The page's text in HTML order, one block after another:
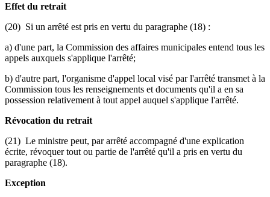
Effet du retrait
(20) Si un arrêté est pris en vertu du paragraphe (18) :
a) d'une part, la Commission des affaires municipales entend tous les
appels auxquels s'applique l'arrêté;
b) d'autre part, l'organisme d'appel local visé par l'arrêté transmet à la
Commission tous les renseignements et documents qu'il a en sa
possession relativement à tout appel auquel s'applique l'arrêté.
Révocation du retrait
(21) Le ministre peut, par arrêté accompagné d'une explication
écrite, révoquer tout ou partie de l'arrêté qu'il a pris en vertu du
paragraphe (18).
Exception